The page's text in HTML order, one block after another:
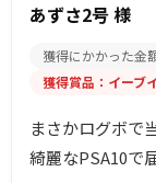
あずさ2号 様
獲得にかかった金
獲得賞品：イーブ
まさかログボで
綺麗なPSA10で